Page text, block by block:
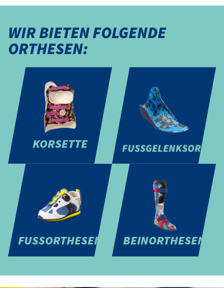
WIR BIETEN FOLGENDE
ORTHESEN:
KORSETTE
FUSSORTHESEN BEINORTHESEN